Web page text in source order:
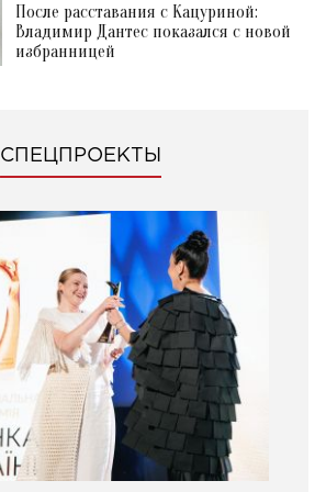
После расставания с Кацуриной:
Владимир Дантес показался с новой
избранницей
СПЕЦПРОЕКТЫ